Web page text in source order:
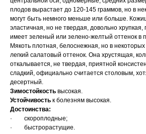
плодов вырастает до 120-145 граммов, но в
могут быть немного меньше или больше.
эластичная, но не твердая, довольно хрупкая,
имеет зеленый или зелено-желтый оттенок в
Мякоть плотная, белоснежная, но в
легкий салатовый оттенок. Она хрустящая,
откалывается, не твердая, приятной
сладкий, официально считается столовым,
десертный.
Зимостойкость высокая.
Устойчивость к болезням высокая.
Достоинства:
· скороплодные;
· быстрорастущие.